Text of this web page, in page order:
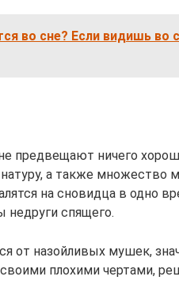
во сне? Если видишь во
предвещают ничего
а также множество
на сновидца в одно
недруги спящего.
от назойливых мушек,
плохими чертами,